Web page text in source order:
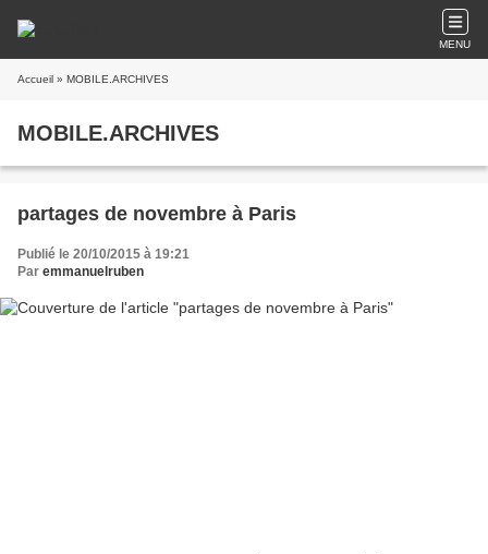
MENU
Accueil » MOBILE.ARCHIVES
MOBILE.ARCHIVES
partages de novembre à Paris
Publié le 20/10/2015 à 19:21
Par emmanuelruben